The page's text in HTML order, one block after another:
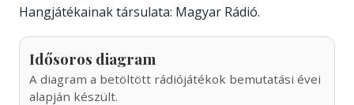
Hangjátékainak társulata: Magyar Rádió.
Idősoros diagram
A diagram a betöltött rádiójátékok bemutatási évei
alapján készült.